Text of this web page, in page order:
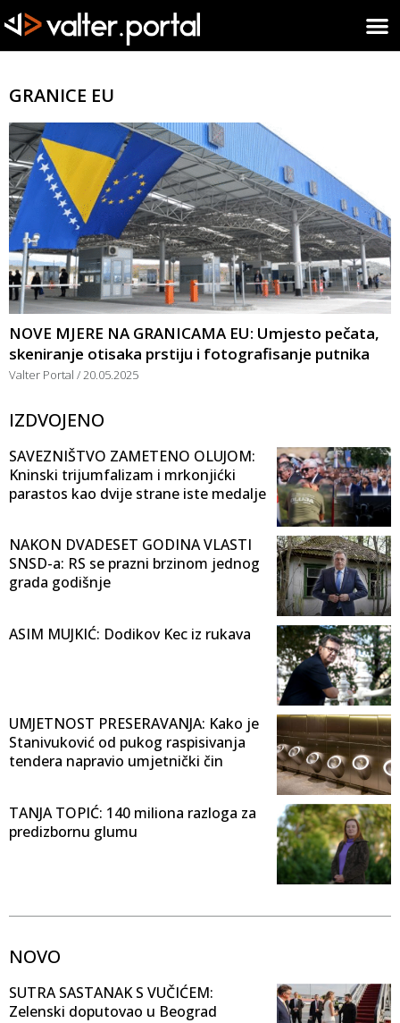
GRANICE EU
NOVE MJERE NA GRANICAMA EU: Umjesto pečata,
skeniranje otisaka prstiju i fotografisanje putnika
Valter Portal 20.05.2025
IZDVOJENO
SAVEZNIŠTVO ZAMETENO OLUJOM:
Kninski trijumfalizam i mrkonjićki
parastos kao dvije strane iste medalje
NAKON DVADESET GODINA VLASTI
SNSD-a: RS se prazni brzinom jednog
grada godišnje
ASIM MUJKIĆ: Dodikov Kec iz rukava
UMJETNOST PRESERAVANJA: Kako je
Stanivuković od pukog raspisivanja
tendera napravio umjetnički čin
TANJA TOPIĆ: 140 miliona razloga za
predizbornu glumu
NOVO
SUTRA SASTANAK S VUČIĆEM:
Zelenski doputovao u Beograd